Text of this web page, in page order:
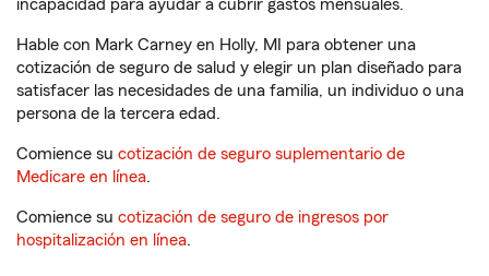
incapacidad para ayudar a cubrir gastos mensuales.
Hable con Mark Carney en Holly, MI para obtener una
cotización de seguro de salud y elegir un plan diseñado para
satisfacer las necesidades de una familia, un individuo o una
persona de la tercera edad.
Comience su cotización de seguro suplementario de
Medicare en línea.
Comience su cotización de seguro de ingresos por
hospitalización en línea.